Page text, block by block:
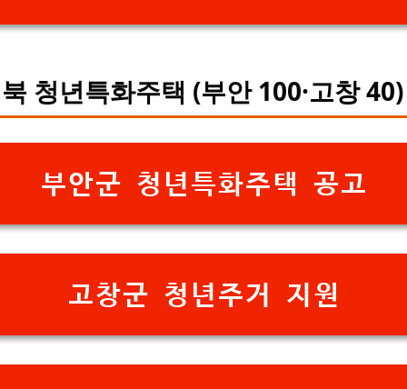
청년특화주택 (부안 100·고창 40)
부안군 청년특화주택 공고
고창군 청년주거 지원